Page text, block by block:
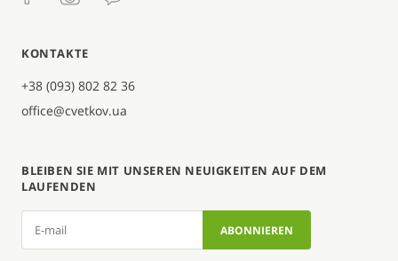
KONTAKTE
+38 (093) 802 82 36
office@cvetkov.ua
BLEIBEN SIE MIT UNSEREN NEUIGKEITEN AUF DEM
LAUFENDEN